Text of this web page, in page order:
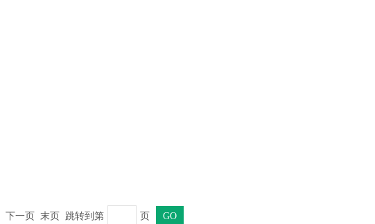
下一页 末页 跳转到第 页